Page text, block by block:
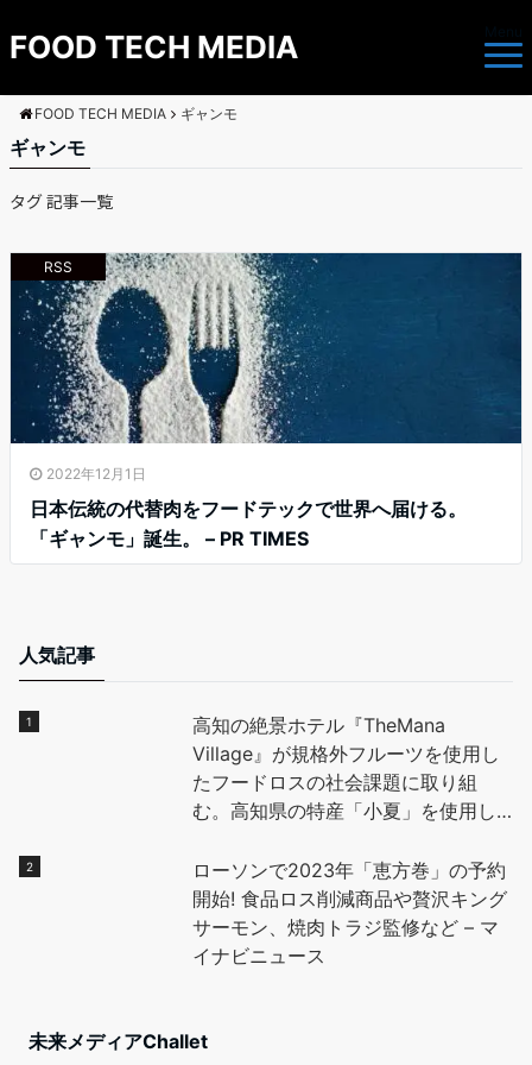
FOOD TECH MEDIA
FOOD TECH MEDIA ギャンモ
ギャンモ
タグ 記事一覧
RSS
2022年12月1日
日本伝統の代替肉をフードテックで世界へ届ける。
「ギャンモ」誕生。 – PR TIMES
人気記事
高知の絶景ホテル『TheMana
Village』が規格外フルーツを使用し
たフードロスの社会課題に取り組
む。高知県の特産「小夏」を使用し
全国に魅力を発信。 – PR TIMES
ローソンで2023年「恵方巻」の予約
開始! 食品ロス削減商品や贅沢キング
サーモン、焼肉トラジ監修など – マ
イナビニュース
未来メディアChallet